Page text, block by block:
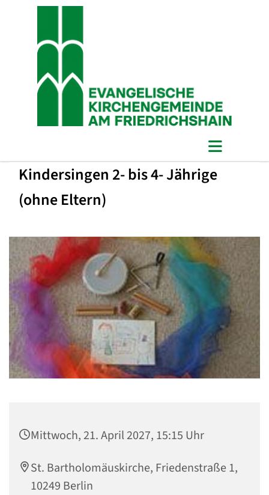
Kindersingen 2- bis 4- Jährige
(ohne Eltern)
Mittwoch, 21. April 2027, 15:15 Uhr
St. Bartholomäuskirche, Friedenstraße 1,
10249 Berlin